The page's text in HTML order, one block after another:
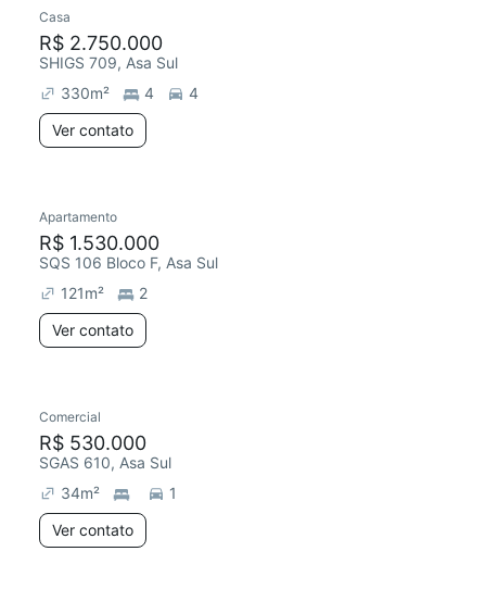
Chegou este mês
Casa
R$ 2.750.000
SHIGS 709, Asa Sul
330m² 4
4
Ver contato
Redecorar
Apartamento
R$ 1.530.000
SQS 106 Bloco F, Asa Sul
121m²
2
Ver contato
Chegou este mês
Comercial
R$ 530.000
SGAS 610, Asa Sul
34m²
1
Ver contato